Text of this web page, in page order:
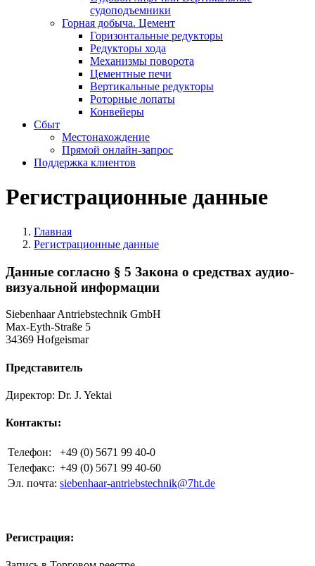
судоподъемники
Горная добыча. Цемент
Горизонтальные редукторы
Редукторы хода
Механизмы поворота
Цементные печи
Вертикальные редукторы
Роторные лопаты
Конвейеры
Сбыт
Местонахождение
Прямой онлайн-запрос
Поддержка клиентов
Регистрационные данные
Главная
Регистрационные данные
Данные согласно § 5 Закона о средствах аудио-
визуальной информации
Siebenhaar Antriebstechnik GmbH
Max-Eyth-Straße 5
34369 Hofgeismar
Представитель
Директор: Dr. J. Yektai
Контакты:
Телефон:
+49 (0) 5671 99 40-0
Телефакс: +49 (0) 5671 99 40-60
Эл. почта: siebenhaar-antriebstechnik@7ht.de
Регистрация: